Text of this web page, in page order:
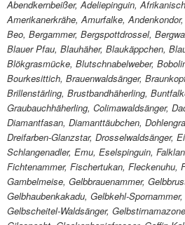
Abendkernbeißer, Adeliepinguin,
Amerikanerkrähe, Amurfalke,
Beo, Bergammer, Bergspottdrossel,
Blauer Pfau, Blauhäher, Blaukäppchen,
Blökgrasmücke, Blutschnabelweber,
Bourkesittich, Brauenwaldsänger,
Brillenstärling, Brustbandhäherling,
Graubauchhäherling, Colimawaldsänger,
Diamantfasan, Diamanttäubchen,
Dreifarben-Glanzstar, Drosselwaldsänger,
Schlangenadler, Emu, Eselspinguin,
Fichtenammer, Fischertukan, Fleckenuhu,
Gambelmeise, Gelbbrauenammer,
Gelbhaubenkakadu, Gelbkehl-
Gelbscheitel-Waldsänger,